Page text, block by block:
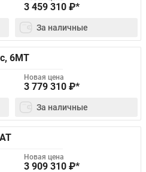
3 459 310 ₽*
За наличные
6MT
Новая цена
3 779 310 ₽*
За наличные
Новая цена
3 909 310 ₽*